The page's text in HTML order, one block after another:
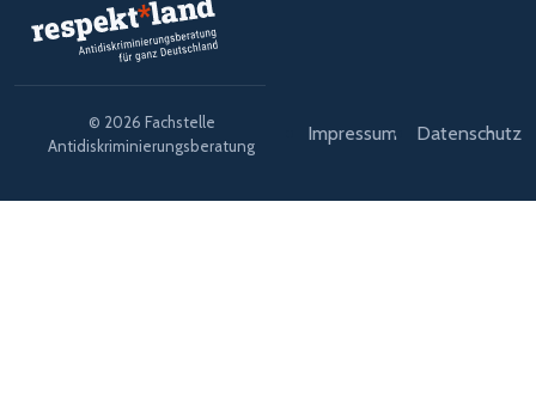
© 2026 Fachstelle
Antidiskriminierungsberatung
Impressum Datenschutz